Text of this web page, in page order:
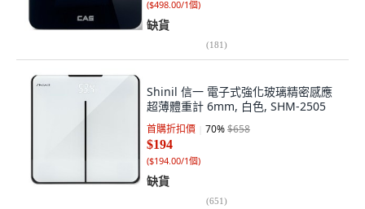
($498.00/1個)
缺貨
(181)
Shinil 信一 電子式強化玻璃精密感應
超薄體重計 6mm, 白色, SHM-2505
首購折扣價 70%$658
$194
($194.00/1個)
缺貨
(651)